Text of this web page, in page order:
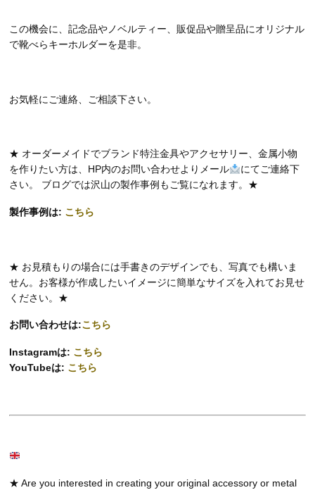
この機会に、記念品やノベルティー、販促品や贈呈品にオリジナル
で靴べらキーホルダーを是非。
お気軽にご連絡、ご相談下さい。
★ オーダーメイドでブランド特注金具やアクセサリー、金属小物
を作りたい方は、HP内のお問い合わせよりメール
にてご連絡下
さい。 ブログでは沢山の製作事例もご覧になれます。★
製作事例は: こちら
★ お見積もりの場合には手書きのデザインでも、写真でも構いま
せん。お客様が作成したいイメージに簡単なサイズを入れてお見せ
ください。★
お問い合わせは:こちら
Instagramは: こちら
YouTubeは: こちら
★ Are you interested in creating your original accessory or metal